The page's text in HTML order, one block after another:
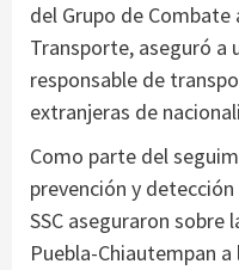
del Grupo de Combate
Transporte, aseguró a
responsable de
extranjeras de
Como parte del
prevención y
SSC aseguraron
Puebla-Chiautempan